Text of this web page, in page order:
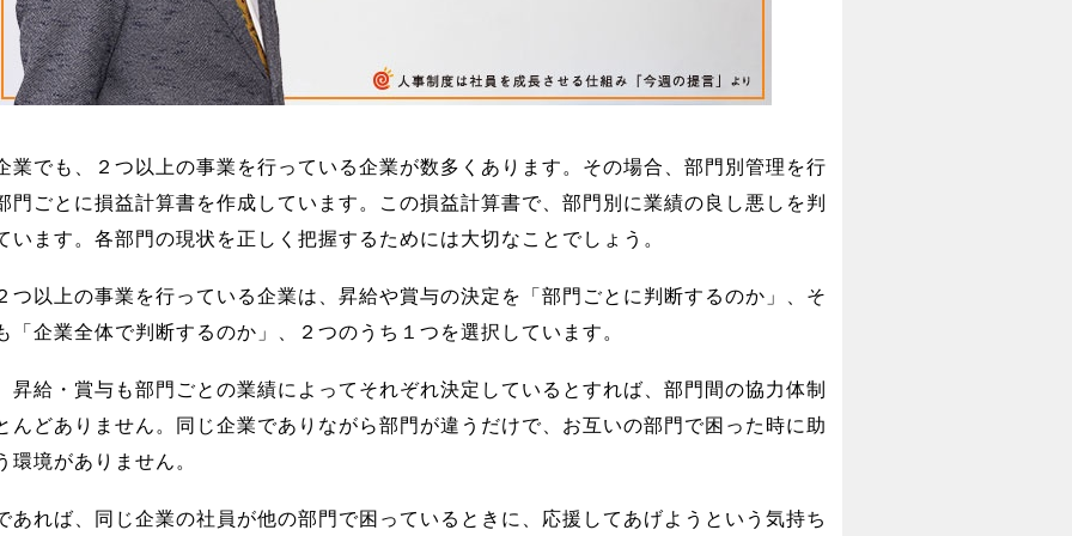
業でも、２つ以上の事業を行っている企業が数多くあります。その場合、部門別管理を行
門ごとに損益計算書を作成しています。この損益計算書で、部門別に業績の良し悪しを判
います。各部門の現状を正しく把握するためには大切なことでしょう。
つ以上の事業を行っている企業は、昇給や賞与の決定を「部門ごとに判断するのか」、そ
「企業全体で判断するのか」、２つのうち１つを選択しています。
昇給・賞与も部門ごとの業績によってそれぞれ決定しているとすれば、部門間の協力体制
んどありません。同じ企業でありながら部門が違うだけで、お互いの部門で困った時に助
環境がありません。
あれば、同じ企業の社員が他の部門で困っているときに、応援してあげようという気持ち